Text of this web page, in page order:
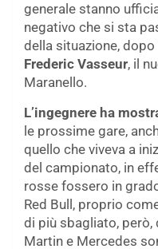
generale stanno
negativo che si sta
della situazione,
Frederic Vasseur, il
Maranello.
L’ingegnere ha
le prossime gare,
quello che viveva a
del campionato, in
rosse fossero in
Red Bull, proprio
di più sbagliato,
Martin e Mercedes